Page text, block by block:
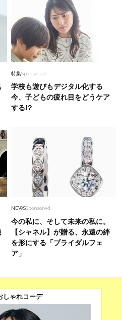
特集Sponsored
学校も遊びもデジタル化する
今、子どもの疲れ目をどうケア
する!?
NEWSSponsored
今の私に、そして未来の私に。
【シャネル】が贈る、永遠の絆
を形にする「ブライダルフェ
ア」
しゃれコーデ